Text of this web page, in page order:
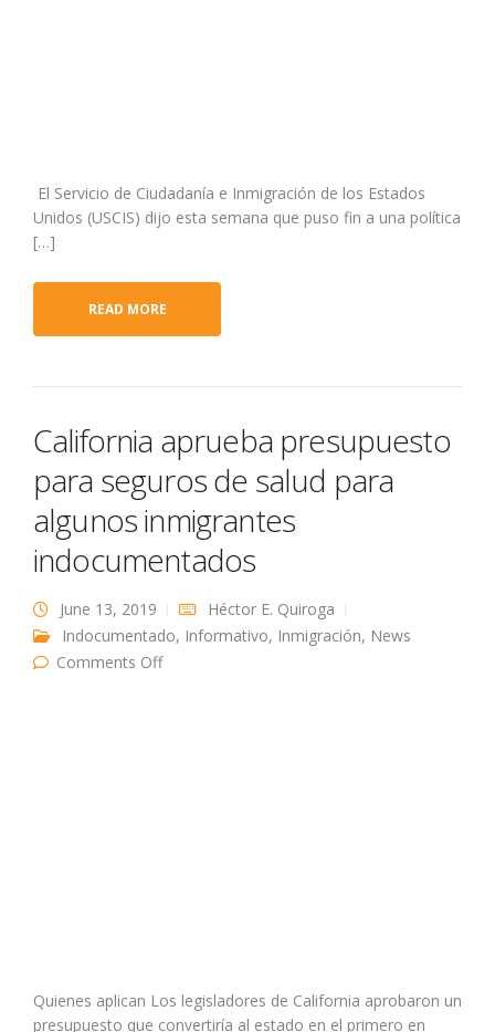
El Servicio de Ciudadanía e Inmigración de los Estados
Unidos (USCIS) dijo esta semana que puso fin a una política
[…]
READ MORE
California aprueba presupuesto
para seguros de salud para
algunos inmigrantes
indocumentados
June 13, 2019
Héctor E. Quiroga
Indocumentado, Informativo, Inmigración, News
Comments Offon California aprueba presupuesto para
Quienes aplican Los legisladores de California aprobaron un
presupuesto que convertiría al estado en el primero en